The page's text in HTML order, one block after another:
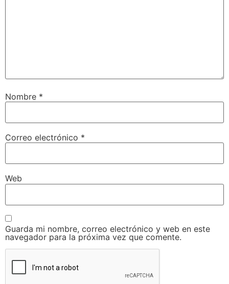
Nombre *
Correo electrónico *
Web
Guarda mi nombre, correo electrónico y web en este
navegador para la próxima vez que comente.